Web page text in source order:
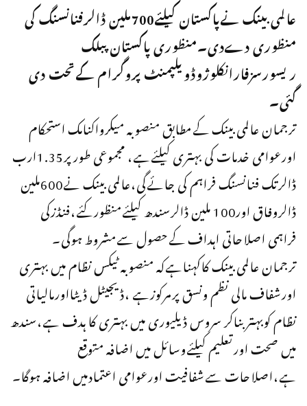
عالمی بینک نےپاکستان کیلئے700ملین ڈالرفنانسنگ کی
منظوری دےدی۔منظوری پاکستان پبلک
ریسورسزفارانکلوژوڈویلپمنٹ پروگرام کےتحت دی
گئی۔
ترجمان عالمی بینک کےمطابق منصوبہ میکرواکنامک استحکام
اورعوامی خدمات کی بہتری کیلئےہے، مجموعی طورپر1.35ارب
ڈالرتک فنانسنگ فراہم کی جائےگی،عالمی بینک نے600ملین
ڈالروفاق اور100 ملین ڈالرسندھ کیلئےمنظورکئے،فنڈزکی
فراہمی اصلاحاتی اہداف کےحصول سےمشروط ہوگی۔
ترجمان عالمی بینک کاکہناہےکہ منصوبہ ٹیکس نظام میں بہتری
اورشفاف مالی نظم ونسق پرمرکوزہے ،ڈیجیٹل ڈیٹااورمالیاتی
نظام کوبہتربناکر سروس ڈیلیوری میں بہتری کا ہدف ہے،سندھ
میں صحت اورتعلیم کیلئےوسائل میں اضافہ متوقع
ہے،اصلاحات سےشفافیت اورعوامی اعتمادمیں اضافہ ہوگا۔